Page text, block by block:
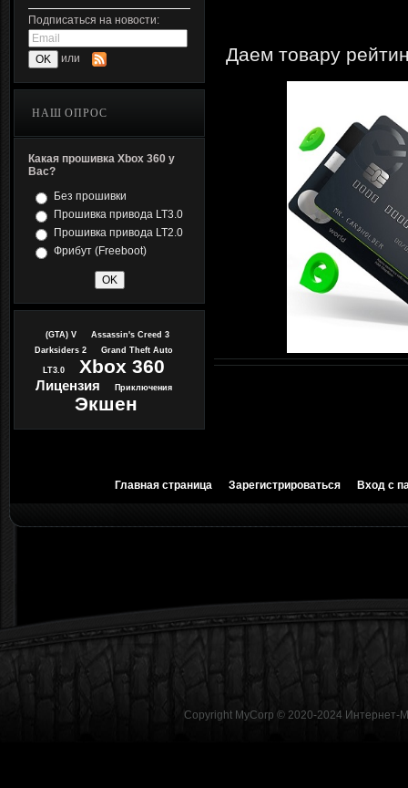
Подписаться на новости:
или
НАШ ОПРОС
Какая прошивка Xbox 360 у
Вас?
Без прошивки
Прошивка привода LT3.0
Прошивка привода LT2.0
Фрибут (Freeboot)
(GTA) V
Assassin's Creed 3
Darksiders 2
Grand Theft Auto
LT3.0 Xbox 360
Лицензия Приключения
Экшен
Даем товару
Главная страница Зарегистрироваться Вход с
Copyright MyCorp © 2020-2024 Интернет-